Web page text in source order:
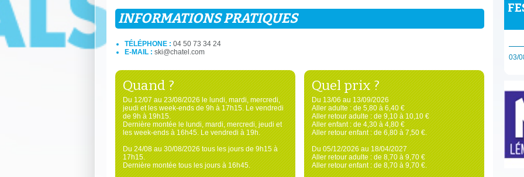
INFORMATIONS PRATIQUES
TÉLÉPHONE : 04 50 73 34 24
E-MAIL : ski@chatel.com
Quand ?
Du 12/07 au 23/08/2026 le lundi, mardi, mercredi,
jeudi et les week-ends de 9h à 17h15. Le vendredi
de 9h à 19h15.
Dernière montée le lundi, mardi, mercredi, jeudi et
les week-ends à 16h45. Le vendredi à 19h.
Du 24/08 au 30/08/2026 tous les jours de 9h15 à
17h15.
Dernière montée tous les jours à 16h45.
Quel prix ?
Du 13/06 au 13/09/2026
Aller adulte : de 5,80 à 6,40 €
Aller retour adulte : de 9,10 à 10,10 €
Aller enfant : de 4,30 à 4,80 €
Aller retour enfant : de 6,80 à 7,50 €.
Du 05/12/2026 au 18/04/2027
Aller retour adulte : de 8,70 à 9,70 €
Aller retour enfant : de 8,70 à 9,70 €.
03/